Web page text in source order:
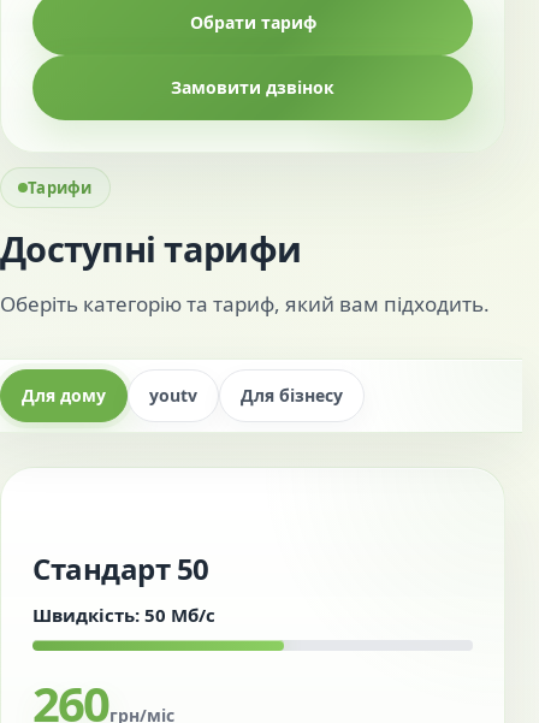
Обрати тариф
Замовити дзвінок
Тарифи
Доступні тарифи
Оберіть категорію та тариф, який вам підходить.
Для дому youtv Для бізнесу
Стандарт 50
Швидкість: 50 Мб/с
260грн/міс